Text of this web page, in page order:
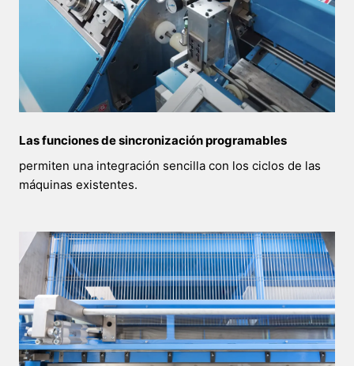
Las funciones de sincronización programables
permiten una integración sencilla con los ciclos de las
máquinas existentes.